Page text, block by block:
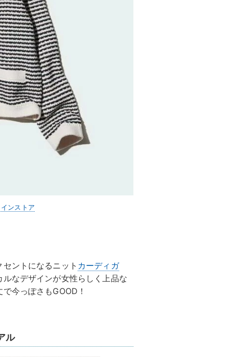
ンストア
ントになるニット カーディガ
なデザインが女性らしく上品な
今っぽさもGOOD！
ル